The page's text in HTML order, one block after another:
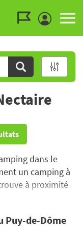
dans le
un camping à
à proximité
situé au cœur
Puy-de-Dôme